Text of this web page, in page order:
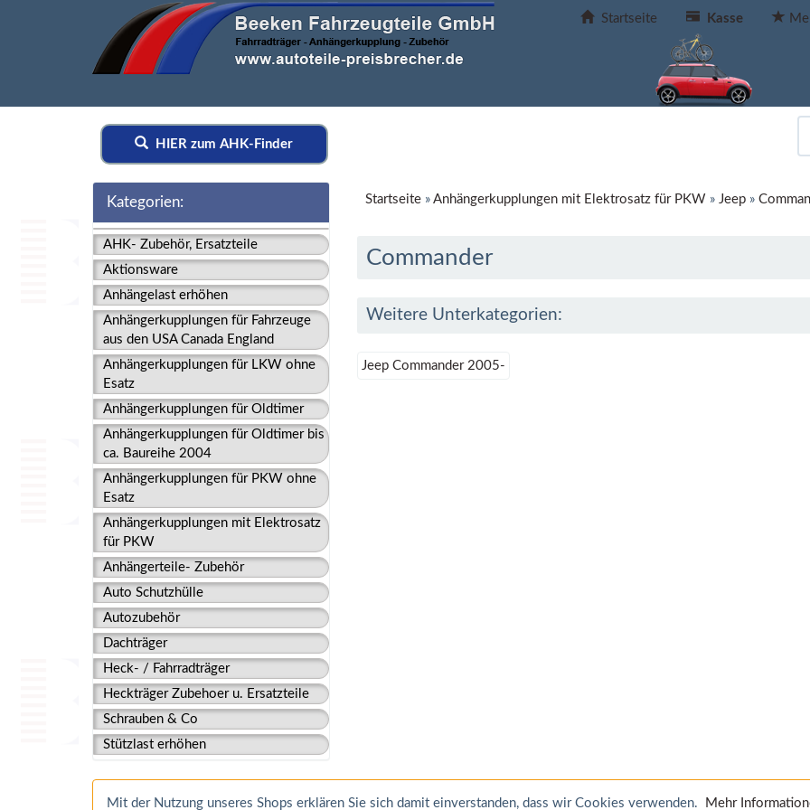
Startseite Kasse
HIER zum AHK-Finder
Kategorien:
AHK- Zubehör, Ersatzteile
Aktionsware
Anhängelast erhöhen
Anhängerkupplungen für Fahrzeuge
aus den USA Canada England
Anhängerkupplungen für LKW ohne
Esatz
Anhängerkupplungen für Oldtimer
Anhängerkupplungen für Oldtimer bis
ca. Baureihe 2004
Anhängerkupplungen für PKW ohne
Esatz
Anhängerkupplungen mit Elektrosatz
für PKW
Anhängerteile- Zubehör
Auto Schutzhülle
Autozubehör
Dachträger
Heck- / Fahrradträger
Heckträger Zubehoer u. Ersatzteile
Schrauben & Co
Stützlast erhöhen
Startseite» Anhängerkupplungen mit Elektrosatz für PKW » Jeep»
Commander
Weitere Unterkategorien:
Jeep Commander 2005-
Mit der Nutzung unseres Shops erklären Sie sich damit einverstanden, dass wir Cookies verwenden. Mehr